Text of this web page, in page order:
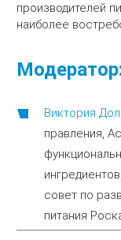
производителей
наиболее
Виктория
правления,
совет по
питания